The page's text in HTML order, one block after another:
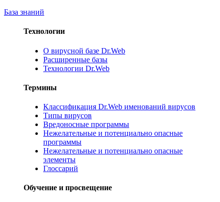
База знаний
Технологии
О вирусной базе Dr.Web
Расширенные базы
Технологии Dr.Web
Термины
Классификация Dr.Web именований вирусов
Типы вирусов
Вредоносные программы
Нежелательные и потенциально опасные
программы
Нежелательные и потенциально опасные
элементы
Глоссарий
Обучение и просвещение